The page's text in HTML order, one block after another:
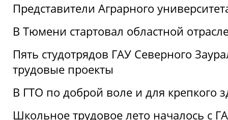
Представители Аграрного
В Тюмени стартовал областной
Пять студотрядов ГАУ Северного
трудовые проекты
В ГТО по доброй воле и для крепкого
Школьное трудовое лето началось с